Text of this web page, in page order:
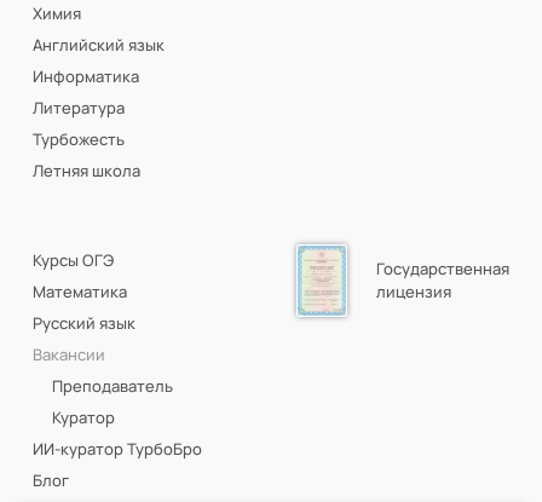
Химия
Английский язык
Информатика
Литература
Турбожесть
Летняя школа
Курсы ОГЭ
Математика
Русский язык
Вакансии
Преподаватель
Куратор
ИИ-куратор ТурбоБро
Блог
Государственная
лицензия